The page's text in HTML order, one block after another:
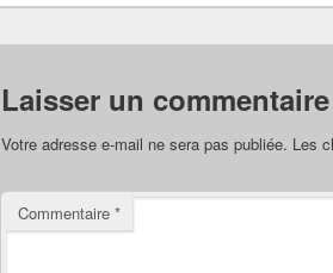
Laisser un commentaire
Votre adresse e-mail ne sera pas publiée. Les
Commentaire *